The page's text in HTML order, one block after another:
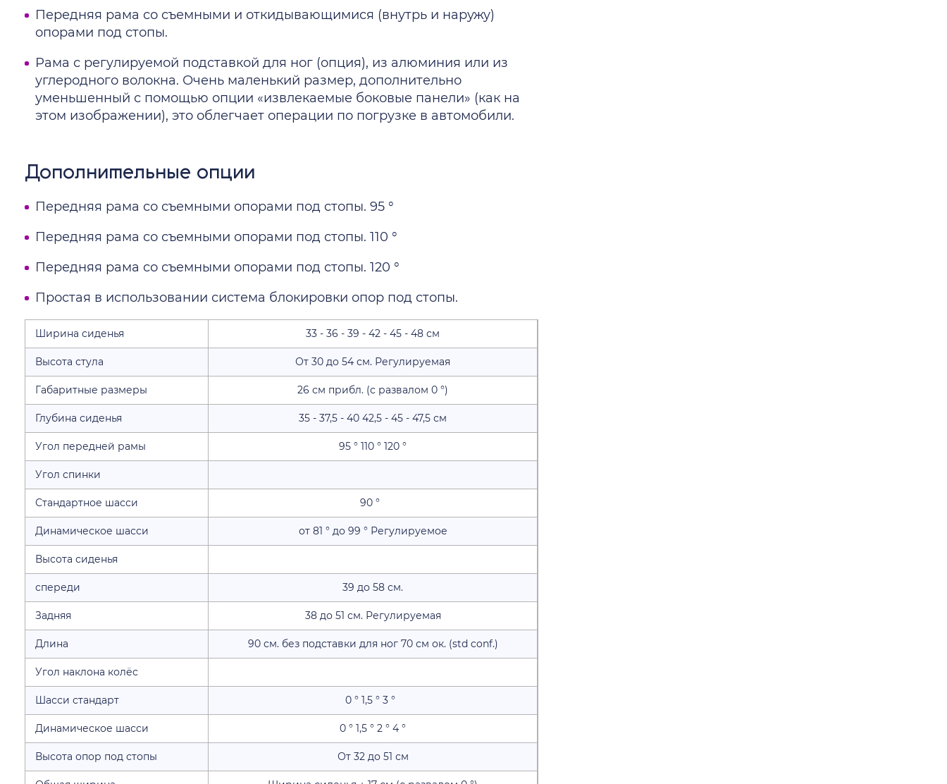
Передняя рама со съемными и откидывающимися (внутрь и наружу)
опорами под стопы.
Рама с регулируемой подставкой для ног (опция), из алюминия или из
углеродного волокна. Очень маленький размер, дополнительно
уменьшенный с помощью опции «извлекаемые боковые панели» (как на
этом изображении), это облегчает операции по погрузке в автомобили.
Дополнительные опции
Передняя рама со съемными опорами под стопы. 95 °
Передняя рама со съемными опорами под стопы. 110 °
Передняя рама со съемными опорами под стопы. 120 °
Простая в использовании система блокировки опор под стопы.
Ширина сиденья 33 - 36 - 39 - 42 - 45 - 48 см
Высота стула От 30 до 54 см. Регулируемая
Габаритные размеры 26 см прибл. (с развалом 0 °)
Глубина сиденья 35 - 37,5 - 40 42,5 - 45 - 47,5 см
Угол передней рамы 95 ° 110 ° 120 °
Угол спинки
Стандартное шасси 90 °
Динамическое шасси от 81 ° до 99 ° Регулируемое
Высота сиденья
спереди 39 до 58 см.
Задняя 38 до 51 см. Регулируемая
Длина 90 см. без подставки для ног 70 см ок. (std conf.)
Угол наклона колёс
Шасси стандарт 0 ° 1,5 ° 3 °
Динамическое шасси 0 ° 1,5 ° 2 ° 4 °
Высота опор под стопы От 32 до 51 см